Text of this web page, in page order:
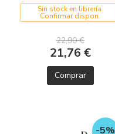
Sin stock en librería.
Confirmar dispon.
22,90 €
21,76 €
Comprar
-5%